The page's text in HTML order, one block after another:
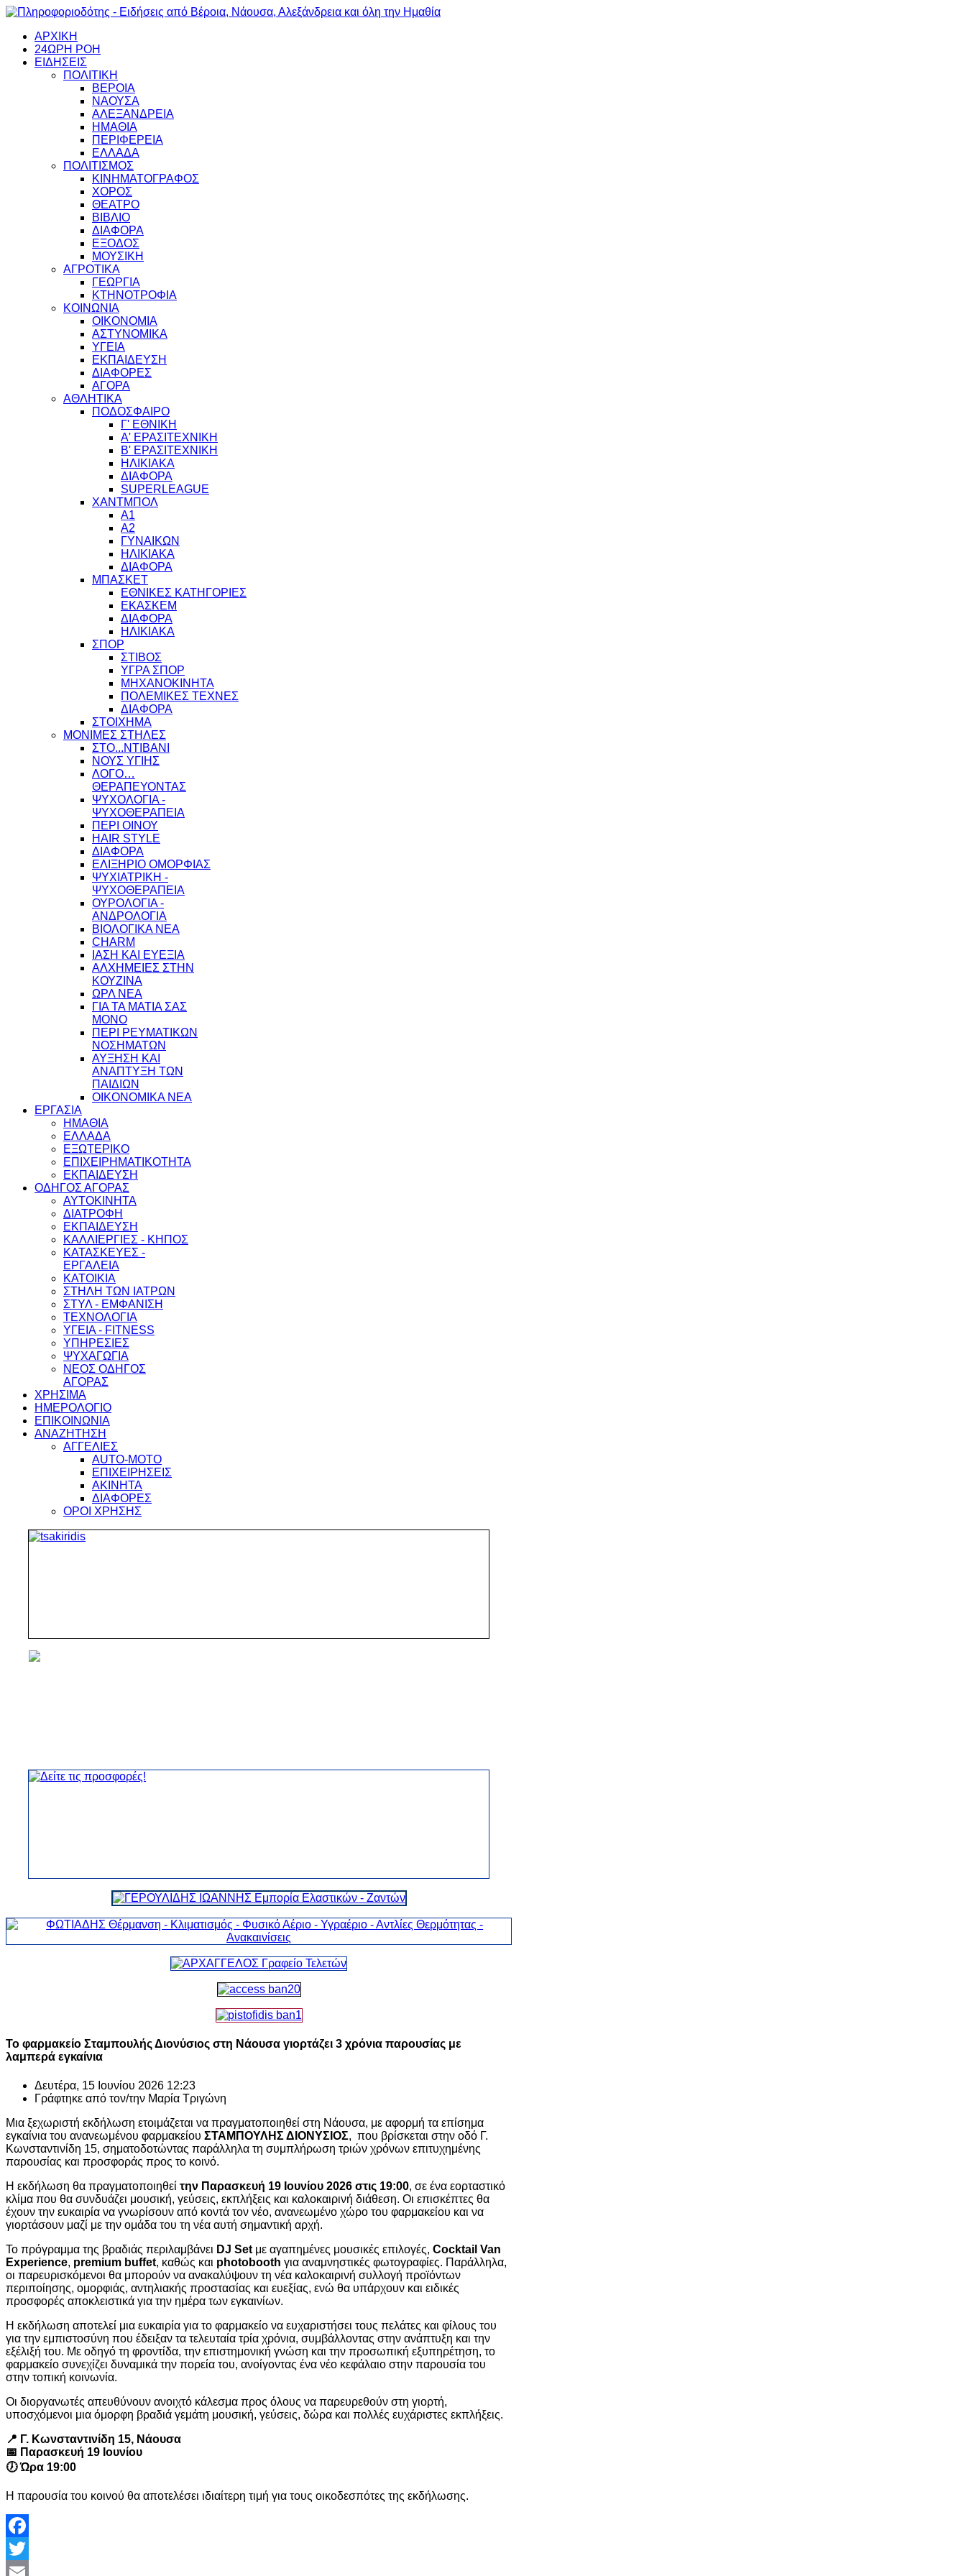
ΑΡΧΙΚΗ
24ΩΡΗ ΡΟΗ
ΕΙΔΗΣΕΙΣ
ΠΟΛΙΤΙΚΗ
ΒΕΡΟΙΑ
ΝΑΟΥΣΑ
ΑΛΕΞΑΝΔΡΕΙΑ
ΗΜΑΘΙΑ
ΠΕΡΙΦΕΡΕΙΑ
ΕΛΛΑΔΑ
ΠΟΛΙΤΙΣΜΟΣ
ΚΙΝΗΜΑΤΟΓΡΑΦΟΣ
ΧΟΡΟΣ
ΘΕΑΤΡΟ
ΒΙΒΛΙΟ
ΔΙΑΦΟΡΑ
ΕΞΟΔΟΣ
ΜΟΥΣΙΚΗ
ΑΓΡΟΤΙΚΑ
ΓΕΩΡΓΙΑ
ΚΤΗΝΟΤΡΟΦΙΑ
ΚΟΙΝΩΝΙΑ
ΟΙΚΟΝΟΜΙΑ
ΑΣΤΥΝΟΜΙΚΑ
ΥΓΕΙΑ
ΕΚΠΑΙΔΕΥΣΗ
ΔΙΑΦΟΡΕΣ
ΑΓΟΡΑ
ΑΘΛΗΤΙΚΑ
ΠΟΔΟΣΦΑΙΡΟ
Γ' ΕΘΝΙΚΗ
Α' ΕΡΑΣΙΤΕΧΝΙΚΗ
Β' ΕΡΑΣΙΤΕΧΝΙΚΗ
ΗΛΙΚΙΑΚΑ
ΔΙΑΦΟΡΑ
SUPERLEAGUE
ΧΑΝΤΜΠΟΛ
Α1
Α2
ΓΥΝΑΙΚΩΝ
ΗΛΙΚΙΑΚΑ
ΔΙΑΦΟΡΑ
ΜΠΑΣΚΕΤ
ΕΘΝΙΚΕΣ ΚΑΤΗΓΟΡΙΕΣ
ΕΚΑΣΚΕΜ
ΔΙΑΦΟΡΑ
ΗΛΙΚΙΑΚΑ
ΣΠΟΡ
ΣΤΙΒΟΣ
ΥΓΡΑ ΣΠΟΡ
ΜΗΧΑΝΟΚΙΝΗΤΑ
ΠΟΛΕΜΙΚΕΣ ΤΕΧΝΕΣ
ΔΙΑΦΟΡΑ
ΣΤΟΙΧΗΜΑ
ΜΟΝΙΜΕΣ ΣΤΗΛΕΣ
ΣΤΟ...ΝΤΙΒΑΝΙ
ΝΟΥΣ ΥΓΙΗΣ
ΛΟΓΟ…
ΘΕΡΑΠΕΥΟΝΤΑΣ
ΨΥΧΟΛΟΓΙΑ -
ΨΥΧΟΘΕΡΑΠΕΙΑ
ΠΕΡΙ ΟΙΝΟΥ
HAIR STYLE
ΔΙΑΦΟΡΑ
ΕΛΙΞΗΡΙΟ ΟΜΟΡΦΙΑΣ
ΨΥΧΙΑΤΡΙΚΗ -
ΨΥΧΟΘΕΡΑΠΕΙΑ
ΟΥΡΟΛΟΓΙΑ -
ΑΝΔΡΟΛΟΓΙΑ
ΒΙΟΛΟΓΙΚΑ ΝΕΑ
CHARM
ΙΑΣΗ ΚΑΙ ΕΥΕΞΙΑ
ΑΛΧΗΜΕΙΕΣ ΣΤΗΝ
ΚΟΥΖΙΝΑ
ΩΡΛ ΝEA
ΓΙΑ ΤΑ ΜΑΤΙΑ ΣΑΣ
ΜΟΝΟ
ΠΕΡΙ ΡΕΥΜΑΤΙΚΩΝ
ΝΟΣΗΜΑΤΩΝ
ΑΥΞΗΣΗ ΚΑΙ
ΑΝΑΠΤΥΞΗ ΤΩΝ
ΠΑΙΔΙΩΝ
ΟΙΚΟΝΟΜΙΚΑ ΝΕΑ
ΕΡΓΑΣΙΑ
ΗΜΑΘΙΑ
ΕΛΛΑΔΑ
ΕΞΩΤΕΡΙΚΟ
ΕΠΙΧΕΙΡΗΜΑΤΙΚΟΤΗΤΑ
ΕΚΠΑΙΔΕΥΣΗ
ΟΔΗΓΟΣ ΑΓΟΡΑΣ
ΑΥΤΟΚΙΝΗΤΑ
ΔΙΑΤΡΟΦΗ
ΕΚΠΑΙΔΕΥΣΗ
ΚΑΛΛΙΕΡΓΙΕΣ - ΚΗΠΟΣ
ΚΑΤΑΣΚΕΥΕΣ -
ΕΡΓΑΛΕΙΑ
ΚΑΤΟΙΚΙΑ
ΣΤΗΛΗ ΤΩΝ ΙΑΤΡΩΝ
ΣΤΥΛ - ΕΜΦΑΝΙΣΗ
ΤΕΧΝΟΛΟΓΙΑ
ΥΓΕΙΑ - FITNESS
ΥΠΗΡΕΣΙΕΣ
ΨΥΧΑΓΩΓΙΑ
ΝΕΟΣ ΟΔΗΓΟΣ
ΑΓΟΡΑΣ
ΧΡΗΣΙΜΑ
ΗΜΕΡΟΛΟΓΙΟ
ΕΠΙΚΟΙΝΩΝΙΑ
ΑΝΑΖΗΤΗΣΗ
ΑΓΓΕΛΙΕΣ
AUTO-MOTO
ΕΠΙΧΕΙΡΗΣΕΙΣ
ΑΚΙΝΗΤΑ
ΔΙΑΦΟΡΕΣ
ΟΡΟΙ ΧΡΗΣΗΣ
Το φαρμακείο Σταμπουλής Διονύσιος στη Νάουσα γιορτάζει 3 χρόνια παρουσίας με
λαμπερά εγκαίνια
Δευτέρα, 15 Ιουνίου 2026 12:23
Γράφτηκε από τον/την Μαρία Τριγώνη
Μια ξεχωριστή εκδήλωση ετοιμάζεται να πραγματοποιηθεί στη Νάουσα, με αφορμή τα επίσημα
εγκαίνια του ανανεωμένου φαρμακείου ΣΤΑΜΠΟΥΛΗΣ ΔΙΟΝΥΣΙΟΣ, που βρίσκεται στην οδό Γ.
Κωνσταντινίδη 15, σηματοδοτώντας παράλληλα τη συμπλήρωση τριών χρόνων επιτυχημένης
παρουσίας και προσφοράς προς το κοινό.
Η εκδήλωση θα πραγματοποιηθεί την Παρασκευή 19 Ιουνίου 2026 στις 19:00, σε ένα εορταστικό
κλίμα που θα συνδυάζει μουσική, γεύσεις, εκπλήξεις και καλοκαιρινή διάθεση. Οι επισκέπτες θα
έχουν την ευκαιρία να γνωρίσουν από κοντά τον νέο, ανανεωμένο χώρο του φαρμακείου και να
γιορτάσουν μαζί με την ομάδα του τη νέα αυτή σημαντική αρχή.
Το πρόγραμμα της βραδιάς περιλαμβάνει DJ Set με αγαπημένες μουσικές επιλογές, Cocktail Van
Experience, premium buffet, καθώς και photobooth για αναμνηστικές φωτογραφίες. Παράλληλα,
οι παρευρισκόμενοι θα μπορούν να ανακαλύψουν τη νέα καλοκαιρινή συλλογή προϊόντων
περιποίησης, ομορφιάς, αντηλιακής προστασίας και ευεξίας, ενώ θα υπάρχουν και ειδικές
προσφορές αποκλειστικά για την ημέρα των εγκαινίων.
Η εκδήλωση αποτελεί μια ευκαιρία για το φαρμακείο να ευχαριστήσει τους πελάτες και φίλους του
για την εμπιστοσύνη που έδειξαν τα τελευταία τρία χρόνια, συμβάλλοντας στην ανάπτυξη και την
εξέλιξή του. Με οδηγό τη φροντίδα, την επιστημονική γνώση και την προσωπική εξυπηρέτηση, το
φαρμακείο συνεχίζει δυναμικά την πορεία του, ανοίγοντας ένα νέο κεφάλαιο στην παρουσία του
στην τοπική κοινωνία.
Οι διοργανωτές απευθύνουν ανοιχτό κάλεσμα προς όλους να παρευρεθούν στη γιορτή,
υποσχόμενοι μια όμορφη βραδιά γεμάτη μουσική, γεύσεις, δώρα και πολλές ευχάριστες εκπλήξεις.
📍 Γ. Κωνσταντινίδη 15, Νάουσα
📅 Παρασκευή 19 Ιουνίου
🕖 Ώρα 19:00
Η παρουσία του κοινού θα αποτελέσει ιδιαίτερη τιμή για τους οικοδεσπότες της εκδήλωσης.
Facebook
Twitter